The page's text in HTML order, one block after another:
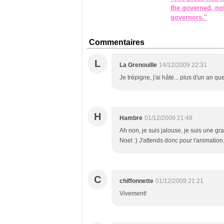
the governed,
governors."
Commentaires
L La Grenouille 14/12/2009 22:31
Je trépigne, j'ai hâte... plus d'un an
H Hambre 01/12/2009 21:48
Ah non, je suis jalouse, je suis une
Noel :) J'attends donc pour
C chiffonnette 01/12/2009 21:21
Vivement!